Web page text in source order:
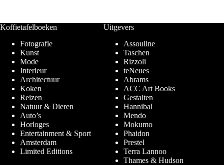
Koffietafelboeken
Fotografie
Kunst
Mode
Interieur
Architectuur
Koken
Reizen
Natuur & Dieren
Auto’s
Horloges
Entertainment & Sport
Amsterdam
Limited Editions
Uitgevers
Assouline
Taschen
Rizzoli
teNeues
Abrams
ACC Art Books
Gestalten
Hannibal
Mendo
Mokumo
Phaidon
Prestel
Terra Lannoo
Thames & Hudson